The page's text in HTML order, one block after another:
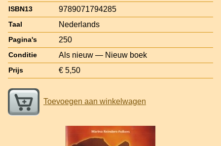
ISBN13 9789071794285
Taal Nederlands
Pagina's 250
Conditie Als nieuw — Nieuw boek
Prijs € 5,50
Toevoegen aan winkelwagen